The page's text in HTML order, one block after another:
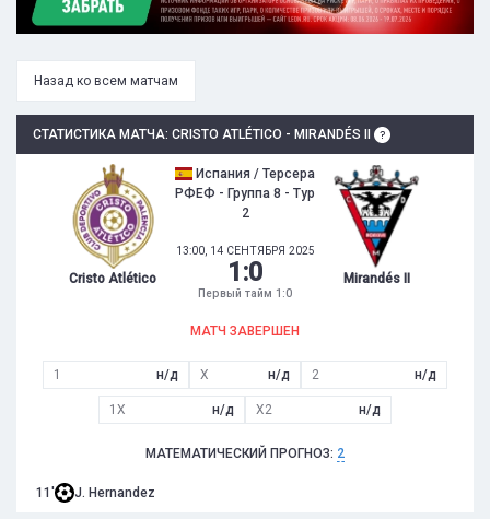
Назад ко всем матчам
СТАТИСТИКА МАТЧА: CRISTO ATLÉTICO - MIRANDÉS II
Cristo Atlético
Испания / Терсера
РФЕФ - Группа 8 - Тур
2
13:00, 14 СЕНТЯБРЯ 2025
1 :0
Первый тайм 1:0
Mirandés II
МАТЧ ЗАВЕРШЕН
1 н/д X н/д 2 н/д
1X н/д X2 н/д
МАТЕМАТИЧЕСКИЙ ПРОГНОЗ: 2
11' J. Hernandez